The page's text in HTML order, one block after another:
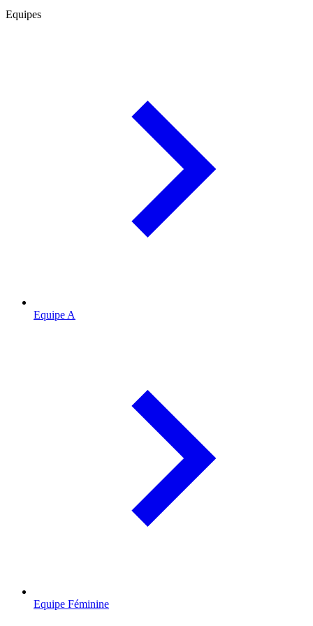
Equipes
Equipe A
Equipe Féminine